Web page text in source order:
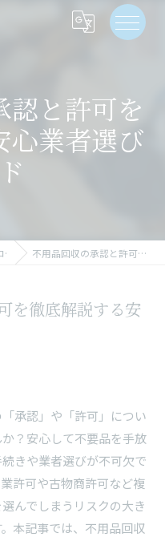
認と許可を
心業者選び
不用品回収の承認と許可を徹底解説する安心業者選びガイド
を徹底解説する安
承認」や「許可」につい
？安心して不要品を手放
きや業者選びが不可欠で
許可や古物商許可など複
んでしまうリスクの大き
本記事では、不用品回収